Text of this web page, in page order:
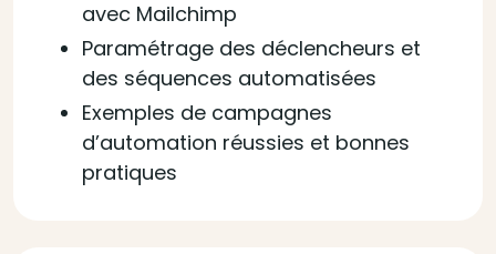
avec Mailchimp
Paramétrage des déclencheurs et
des séquences automatisées
Exemples de campagnes
d’automation réussies et bonnes
pratiques